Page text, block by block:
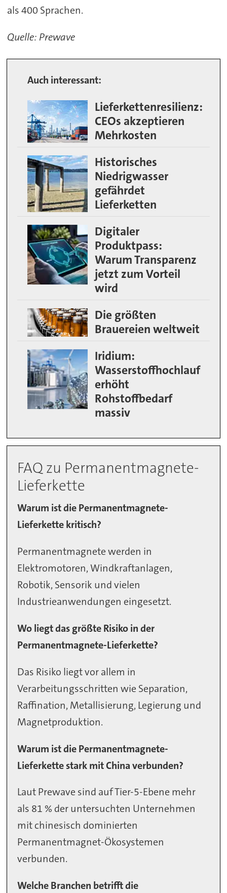
als 400 Sprachen.
Quelle: Prewave
Auch interessant:
Lieferkettenresilienz:
CEOs akzeptieren
Mehrkosten
Historisches
Niedrigwasser
gefährdet
Lieferketten
Digitaler
Produktpass:
Warum Transparenz
jetzt zum Vorteil
wird
Die größten
Brauereien weltweit
Iridium:
Wasserstoffhochlauf
erhöht
Rohstoffbedarf
massiv
FAQ zu Permanentmagnete-
Lieferkette
Warum ist die Permanentmagnete-
Lieferkette kritisch?
Permanentmagnete werden in
Elektromotoren, Windkraftanlagen,
Robotik, Sensorik und vielen
Industrieanwendungen eingesetzt.
Wo liegt das größte Risiko in der
Permanentmagnete-Lieferkette?
Das Risiko liegt vor allem in
Verarbeitungsschritten wie Separation,
Raffination, Metallisierung, Legierung und
Magnetproduktion.
Warum ist die Permanentmagnete-
Lieferkette stark mit China verbunden?
Laut Prewave sind auf Tier-5-Ebene mehr
als 81 % der untersuchten Unternehmen
mit chinesisch dominierten
Permanentmagnet-Ökosystemen
verbunden.
Welche Branchen betrifft die